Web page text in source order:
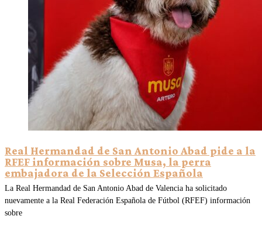
Real Hermandad de San Antonio Abad pide a la
RFEF información sobre Musa, la perra
embajadora de la Selección Española
La Real Hermandad de San Antonio Abad de Valencia ha solicitado
nuevamente a la Real Federación Española de Fútbol (RFEF) información
sobre